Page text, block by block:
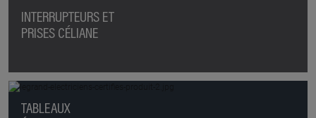
INTERRUPTEURS ET
PRISES CÉLIANE
TABLEAUX